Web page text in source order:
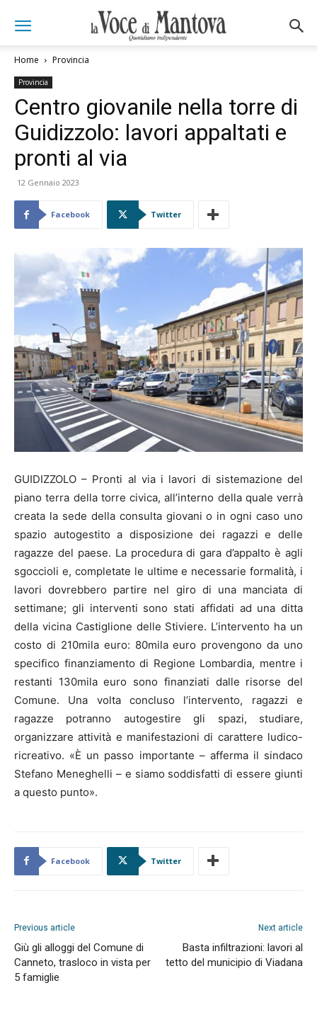
Home Provincia
Provincia
Centro giovanile nella torre di
Guidizzolo: lavori appaltati e
pronti al via
12 Gennaio 2023
Facebook Twitter
GUIDIZZOLO – Pronti al via i lavori di sistemazione del
piano terra della torre civica, all’interno della quale verrà
creata la sede della consulta giovani o in ogni caso uno
spazio autogestito a disposizione dei ragazzi e delle
ragazze del paese. La procedura di gara d’appalto è agli
sgoccioli e, completate le ultime e necessarie formalità, i
lavori dovrebbero partire nel giro di una manciata di
settimane; gli interventi sono stati affidati ad una ditta
della vicina Castiglione delle Stiviere. L’intervento ha un
costo di 210mila euro: 80mila euro provengono da uno
specifico finanziamento di Regione Lombardia, mentre i
restanti 130mila euro sono finanziati dalle risorse del
Comune. Una volta concluso l’intervento, ragazzi e
ragazze potranno autogestire gli spazi, studiare,
organizzare attività e manifestazioni di carattere ludico-
ricreativo. «È un passo importante – afferma il sindaco
Stefano Meneghelli – e siamo soddisfatti di essere giunti
a questo punto».
Facebook Twitter
Previous article
Giù gli alloggi del Comune di
Canneto, trasloco in vista per
5 famiglie
Next article
Basta infiltrazioni: lavori al
tetto del municipio di Viadana